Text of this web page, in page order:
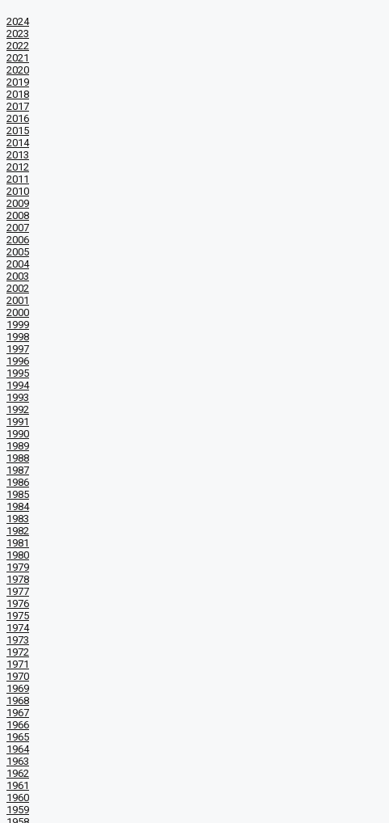
2024
2023
2022
2021
2020
2019
2018
2017
2016
2015
2014
2013
2012
2011
2010
2009
2008
2007
2006
2005
2004
2003
2002
2001
2000
1999
1998
1997
1996
1995
1994
1993
1992
1991
1990
1989
1988
1987
1986
1985
1984
1983
1982
1981
1980
1979
1978
1977
1976
1975
1974
1973
1972
1971
1970
1969
1968
1967
1966
1965
1964
1963
1962
1961
1960
1959